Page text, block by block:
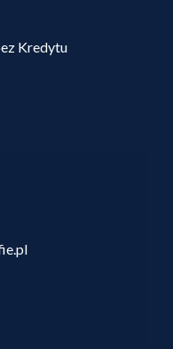
Kredytu